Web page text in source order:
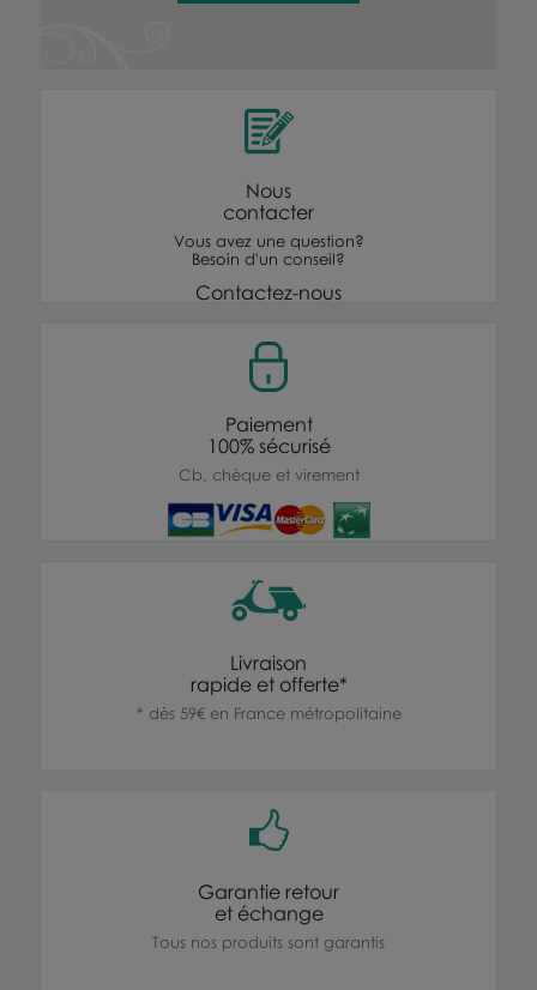
Nous
contacter
Vous avez une question?
Besoin d'un conseil?
Contactez-nous
Paiement
100% sécurisé
Cb, chèque et virement
Livraison
rapide et offerte*
* dès 59€ en France métropolitaine
Garantie retour
et échange
Tous nos produits sont garantis